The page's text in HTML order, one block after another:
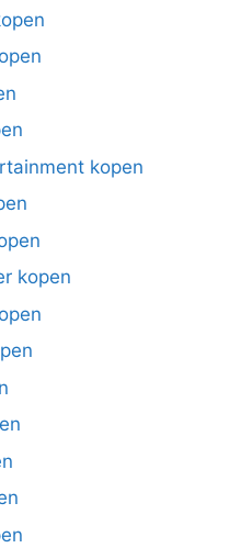
kopen
kopen